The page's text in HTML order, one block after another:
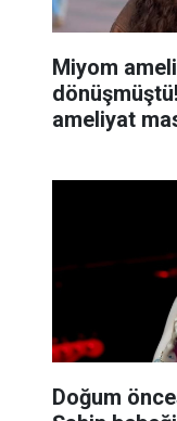
Miyom
ameliyat
Doğum